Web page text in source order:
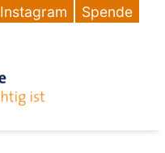
Instagram Spende